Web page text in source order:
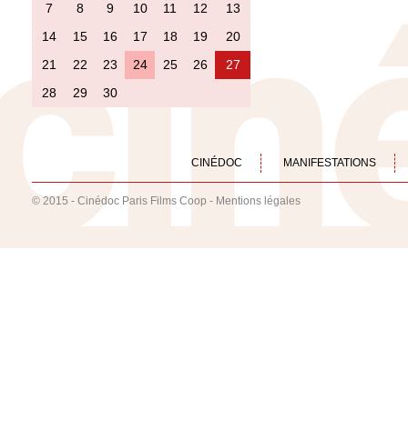
7
8 9 10 11 12
13
14
15 16 17 18 19
20
21
22 23 24 25 26
27
28
29 30
CINÉDOC MANIFESTATIONS
© 2015 - Cinédoc Paris Films Coop - Mentions légales